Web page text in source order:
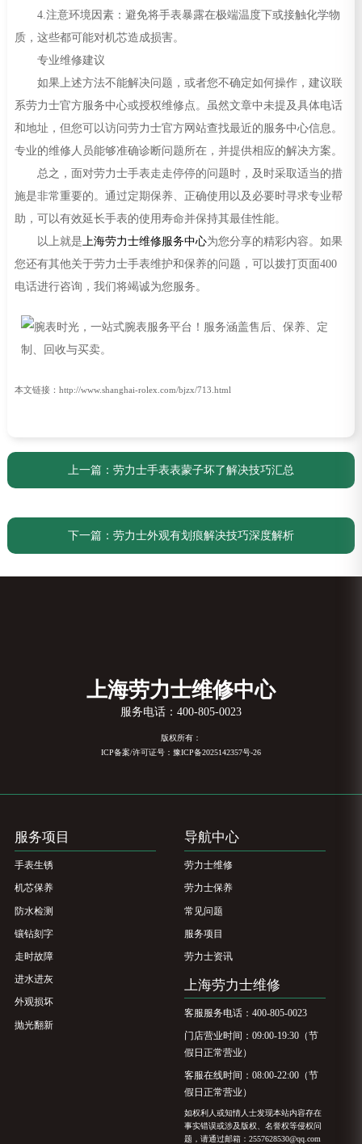
4.注意环境因素：避免将手表暴露在极端温度下或接触化学物
质，这些都可能对机芯造成损害。
专业维修建议
如果上述方法不能解决问题，或者您不确定如何操作，建议联
系劳力士官方服务中心或授权维修点。虽然文章中未提及具体电话
和地址，但您可以访问劳力士官方网站查找最近的服务中心信息。
专业的维修人员能够准确诊断问题所在，并提供相应的解决方案。
总之，面对劳力士手表走走停停的问题时，及时采取适当的措
施是非常重要的。通过定期保养、正确使用以及必要时寻求专业帮
助，可以有效延长手表的使用寿命并保持其最佳性能。
以上就是上海劳力士维修服务中心为您分享的精彩内容。如果
您还有其他关于劳力士手表维护和保养的问题，可以拨打页面400
电话进行咨询，我们将竭诚为您服务。
本文链接：http://www.shanghai-rolex.com/bjzx/713.html
上一篇： 劳力士手表表蒙子坏了解决技巧汇总
下一篇： 劳力士外观有划痕解决技巧深度解析
上海劳力士维修中心
服务电话： 400-805-0023
版权所有：
ICP备案/许可证号：豫ICP备2025142357号-26
服务项目
手表生锈
机芯保养
防水检测
镶钻刻字
走时故障
进水进灰
外观损坏
抛光翻新
导航中心
劳力士维修
劳力士保养
常见问题
服务项目
劳力士资讯
上海劳力士维修
客服服务电话：400-805-0023
门店营业时间：09:00-19:30（节
假日正常营业）
客服在线时间：08:00-22:00（节
假日正常营业）
如权利人或知情人士发现本站内容存在
事实错误或涉及版权、名誉权等侵权问
题，请通过邮箱：2557628530@qq.com